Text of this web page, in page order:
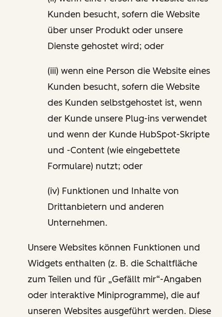
Kunden besucht, sofern die Website
über unser Produkt oder unsere
Dienste gehostet wird; oder
(iii) wenn eine Person die Website eines
Kunden besucht, sofern die Website
des Kunden selbstgehostet ist, wenn
der Kunde unsere Plug-ins verwendet
und wenn der Kunde HubSpot-Skripte
und -Content (wie eingebettete
Formulare) nutzt; oder
(iv) Funktionen und Inhalte von
Drittanbietern und anderen
Unternehmen.
Unsere Websites können Funktionen und
Widgets enthalten (z. B. die Schaltfläche
zum Teilen und für „Gefällt mir“-Angaben
oder interaktive Miniprogramme), die auf
unseren Websites ausgeführt werden. Diese